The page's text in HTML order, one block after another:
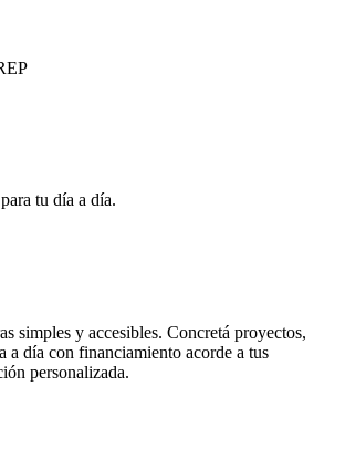
tu día a día.
simples y accesibles. Concretá proyectos,
a día con financiamiento acorde a tus
personalizada.